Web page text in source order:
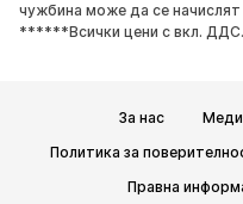
чужбина може да се начислят
******Всички цени с вкл. ДДС.
За нас
Политика за
Правна